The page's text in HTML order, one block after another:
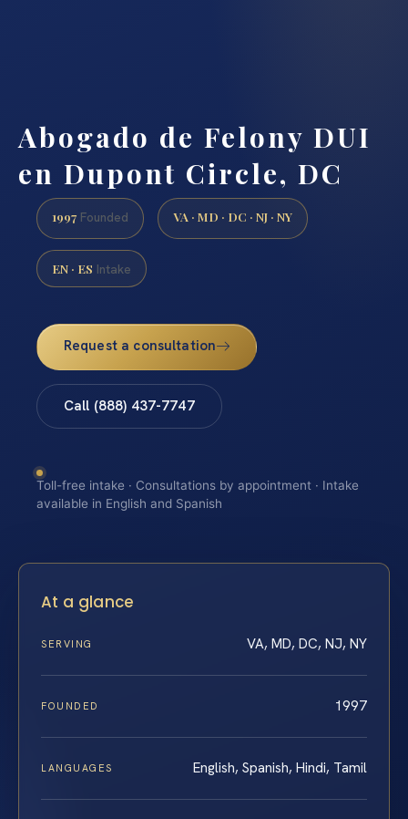
Abogado de Felony DUI
en Dupont Circle, DC
1997 Founded VA · MD · DC · NJ · NY
EN · ES Intake
Request a consultation
Call (888) 437-7747
Toll-free intake · Consultations by appointment · Intake
available in English and Spanish
At a glance
SERVING VA, MD, DC, NJ, NY
FOUNDED 1997
LANGUAGES English, Spanish, Hindi, Tamil